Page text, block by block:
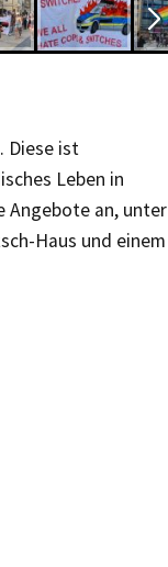
. Diese ist
Leben in
Angebote an, unter
Haus und einem